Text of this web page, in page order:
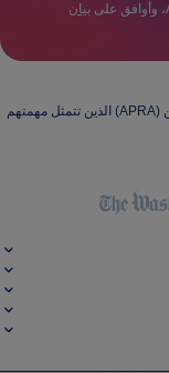
بيان
تمثل AirHelp جزءًا من رابطة المدافعين عن حقوق المسافرين (APRA) الذين تتمثل مهمتهم